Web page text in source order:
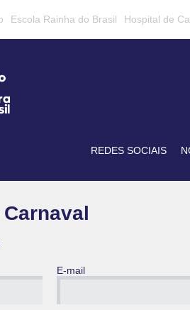
Escola Rainha do Brasil Hospital de
REDES SOCIAIS
E-mail